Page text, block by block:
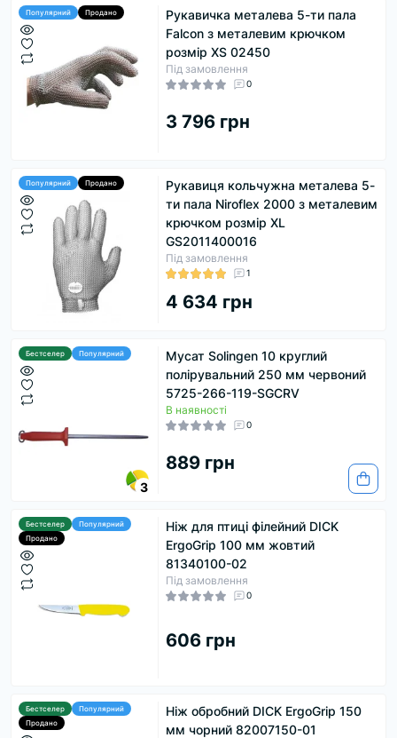
Популярний Продано
Рукавичка металева 5-ти пала
Falcon з металевим крючком
розмір XS 02450
Під замовлення
0
3 796 грн
Популярний Продано
Рукавиця кольчужна металева 5-
ти пала Niroflex 2000 з металевим
крючком розмір ХL
GS2011400016
Під замовлення
1
4 634 грн
Бестселер Популярний
3
Мусат Solingen 10 круглий
полірувальний 250 мм червоний
5725-266-119-SGCRV
В наявності
0
889 грн
Бестселер
Популярний
Продано
Ніж для птиці філейний DICK
ErgoGrip 100 мм жовтий
81340100-02
Під замовлення
0
606 грн
Бестселер
Популярний
Продано
Ніж обробний DICK ErgoGrip 150
мм чорний 82007150-01